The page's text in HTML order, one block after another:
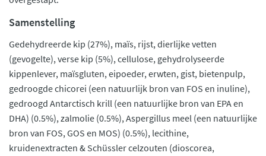
Samenstelling
Gedehydreerde kip (27%), maïs, rijst, dierlijke vetten
(gevogelte), verse kip (5%), cellulose, gehydrolyseerde
kippenlever, maïsgluten, eipoeder, erwten, gist, bietenpulp,
gedroogde chicorei (een natuurlijk bron van FOS en inuline),
gedroogd Antarctisch krill (een natuurlijke bron van EPA en
DHA) (0.5%), zalmolie (0.5%), Aspergillus meel (een natuurlijke
bron van FOS, GOS en MOS) (0.5%), lecithine,
kruidenextracten & Schüssler celzouten (dioscorea,